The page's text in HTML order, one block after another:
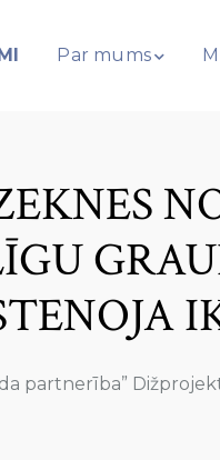
Par mums
partnerība”